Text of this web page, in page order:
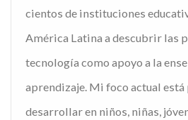
cientos de instituciones
América Latina a descubrir las
tecnología como apoyo a la
aprendizaje. Mi foco actual está
desarrollar en niños, niñas,